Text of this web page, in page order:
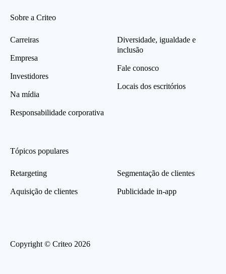
Sobre a Criteo
Carreiras
Empresa
Investidores
Na mídia
Responsabilidade corporativa
Diversidade, igualdade e
inclusão
Fale conosco
Locais dos escritórios
Tópicos populares
Retargeting
Aquisição de clientes
Segmentação de clientes
Publicidade in-app
Copyright © Criteo 2026